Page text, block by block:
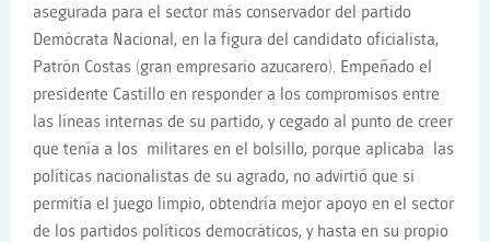
asegurada para el sector más conservador del partido
Demócrata Nacional, en la figura del candidato oficialista,
Patrón Costas (gran empresario azucarero). Empeñado el
presidente Castillo en responder a los compromisos entre
las líneas internas de su partido, y cegado al punto de creer
que tenía a los militares en el bolsillo, porque aplicaba las
políticas nacionalistas de su agrado, no advirtió que si
permitía el juego limpio, obtendría mejor apoyo en el sector
de los partidos políticos democráticos, y hasta en su propio